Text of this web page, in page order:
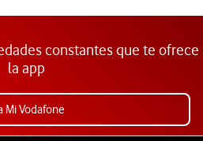
constantes que te ofrece
la app
Mi Vodafone